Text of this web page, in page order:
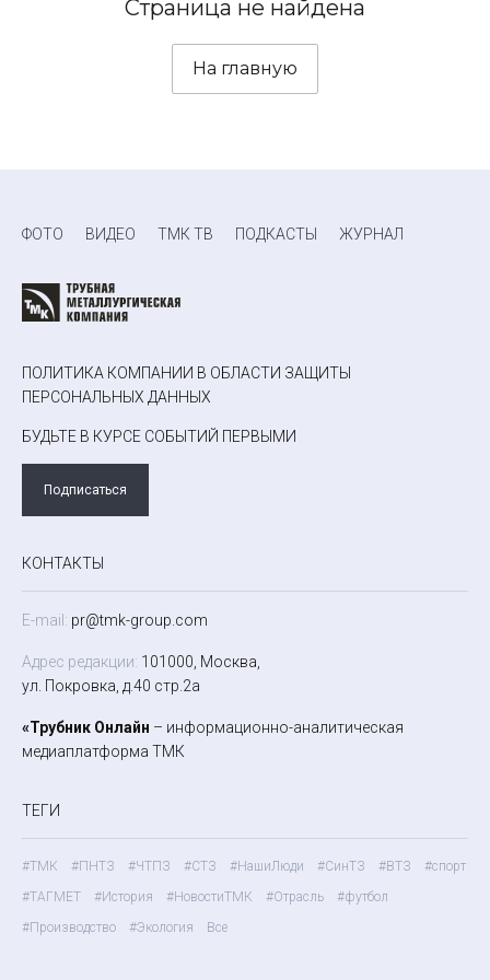
Страница не найдена
На главную
ФОТО ВИДЕО ТМК ТВ ПОДКАСТЫ ЖУРНАЛ
ПОЛИТИКА КОМПАНИИ В ОБЛАСТИ ЗАЩИТЫ
ПЕРСОНАЛЬНЫХ ДАННЫХ
БУДЬТЕ В КУРСЕ СОБЫТИЙ ПЕРВЫМИ
Подписаться
КОНТАКТЫ
E-mail: pr@tmk-group.com
Адрес редакции: 101000, Москва,
ул. Покровка, д.40 стр.2а
«Трубник Онлайн – информационно-аналитическая
медиаплатформа ТМК
ТЕГИ
#ТМК #ПНТЗ #ЧТПЗ #СТЗ #НашиЛюди #СинТЗ #ВТЗ
#спорт
#ТАГМЕТ
#История #НовостиТМК #Отрасль
#футбол
#Производство
#Экология Все